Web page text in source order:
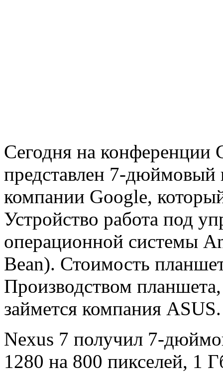
Сегодня на
представлен 7-
компании Google,
Устройство работа под
операционной системы
Bean). Стоимость
Производством
займется компания ASUS.
Nexus 7 получил 7-
1280 на 800 пикселей, 1